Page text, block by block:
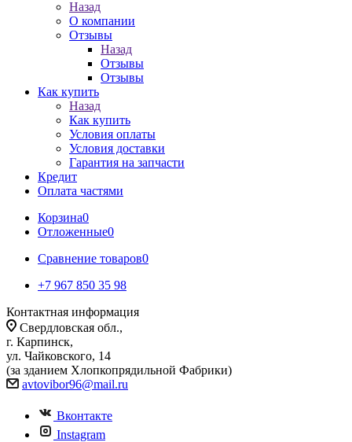
Назад
О компании
Отзывы
Назад
Отзывы
Отзывы
Как купить
Назад
Как купить
Условия оплаты
Условия доставки
Гарантия на запчасти
Кредит
Оплата частями
Корзина0
Отложенные0
Сравнение товаров0
+7 967 850 35 98
Контактная информация
Свердловская обл.,
г. Карпинск,
ул. Чайковского, 14
(за зданием Хлопкопрядильной Фабрики)
avtovibor96@mail.ru
Вконтакте
Instagram